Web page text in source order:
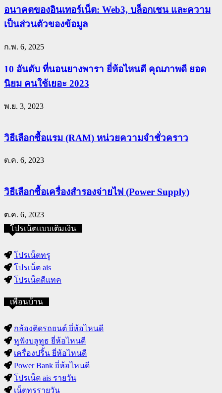
อนาคตของอินเทอร์เน็ต: Web3, บล็อกเชน และความ
เป็นส่วนตัวของข้อมูล
ก.พ. 6, 2025
10 อันดับ ที่นอนยางพารา ยี่ห้อไหนดี คุณภาพดี ยอด
นิยม คนใช้เยอะ 2023
พ.ย. 3, 2023
วิธีเลือกซื้อแรม (RAM) หน่วยความจำชั่วคราว
ต.ค. 6, 2023
วิธีเลือกซื้อเครื่องสำรองจ่ายไฟ (Power Supply)
ต.ค. 6, 2023
โปรเน็ตแบบเติมเงิน
โปรเน็ตทรู
โปรเน็ต ais
โปรเน็ตดีแทค
เพื่อนบ้าน
กล้องติดรถยนต์ ยี่ห้อไหนดี
หูฟังบลูทูธ ยี่ห้อไหนดี
เครื่องปริ้น ยี่ห้อไหนดี
Power Bank ยี่ห้อไหนดี
โปรเน็ต ais รายวัน
เน็ตทรูรายวัน